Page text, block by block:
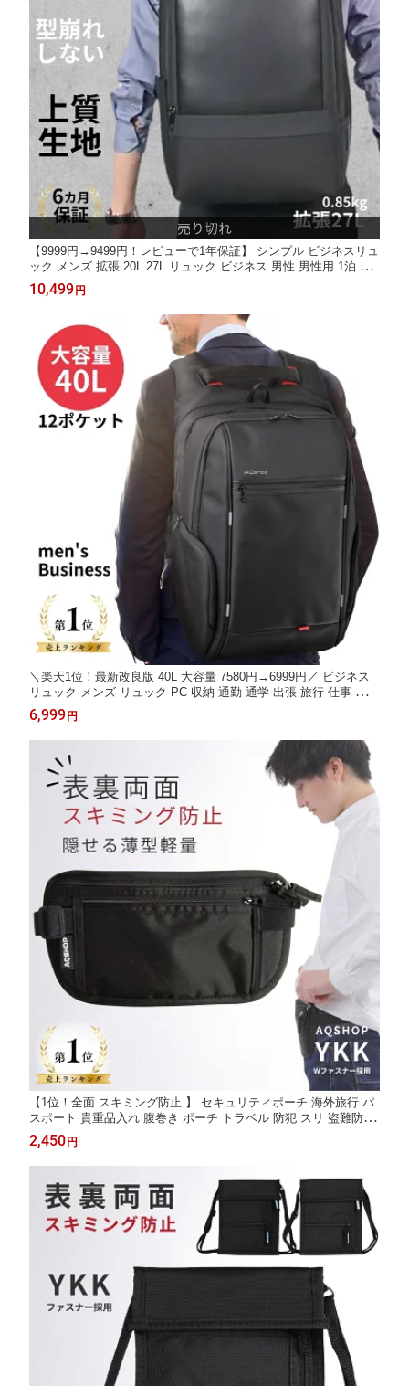
【9999円→9499円！レビューで1年保証】 シンプル ビジネスリュ
ック メンズ 拡張 20L 27L リュック ビジネス 男性 男性用 1泊 30
代 40代 50代 15.6インチ パソコン PC A4 軽量 軽い 撥水 出張 仕
事 通勤 通勤リュック PCリュック パソコンリュック 2way 黒 ブ
10,499円
＼楽天1位！最新改良版 40L 大容量 7580円→6999円／ ビジネス
リュック メンズ リュック PC 収納 通勤 通学 出張 旅行 仕事 ビジ
ネス 防水 レインカバー付き チェストベルト 付属 ブラック 黒 A
QSHOP
6,999円
【1位！全面 スキミング防止 】 セキュリティポーチ 海外旅行 パ
スポート 貴重品入れ 腹巻き ポーチ トラベル 防犯 スリ 盗難防止
服の下 隠せる 薄い 薄型 旅行 ウエストポーチ パスポート入れ メ
ンズ レディース 送料無料 買い回り 買いまわり お買い物マラソン
2,450円